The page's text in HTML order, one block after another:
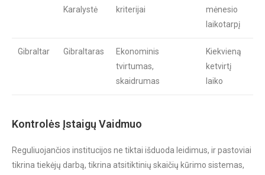
Karalystė
kriterijai
mėnesio
laikotarpį
Gibraltar Gibraltaras
Ekonominis
tvirtumas,
skaidrumas
Kiekvieną
ketvirtį
laiko
Kontrolės Įstaigų Vaidmuo
Reguliuojančios institucijos ne tiktai išduoda leidimus, ir pastoviai
tikrina tiekėjų darbą, tikrina atsitiktinių skaičių kūrimo sistemas,